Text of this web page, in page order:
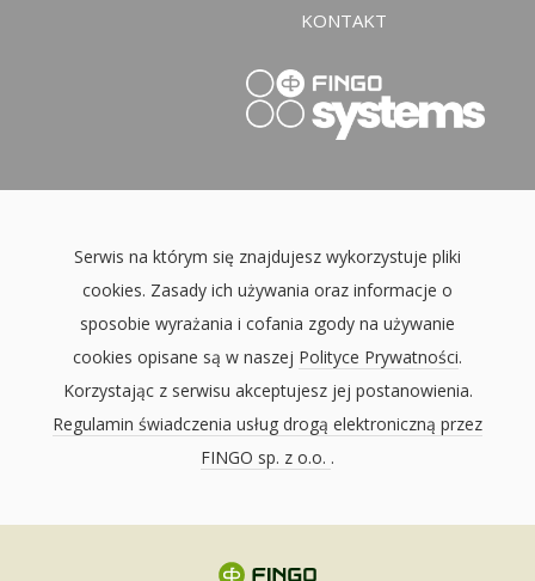
KONTAKT
Serwis na którym się znajdujesz wykorzystuje pliki
cookies. Zasady ich używania oraz informacje o
sposobie wyrażania i cofania zgody na używanie
cookies opisane są w naszej Polityce Prywatności.
Korzystając z serwisu akceptujesz jej postanowienia.
Regulamin świadczenia usług drogą elektroniczną przez
FINGO sp. z o.o. .